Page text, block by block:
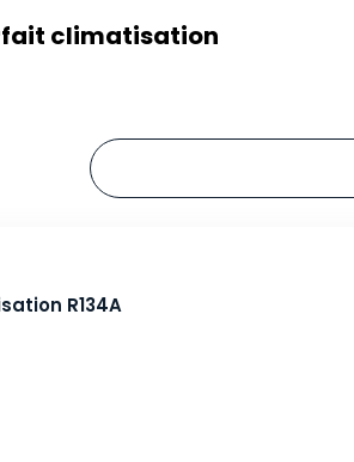
climatisation
R134A